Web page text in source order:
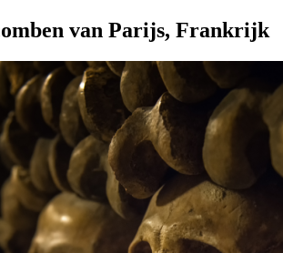
van Parijs, Frankrijk